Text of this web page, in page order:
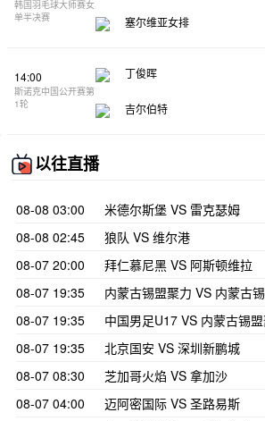
韩国羽毛球大师赛女
单半决赛
塞尔维亚女排
14:00
斯诺克中国公开赛第
1轮
丁俊晖
吉尔伯特
以往直播
08-08 03:00
米德尔斯堡 VS 雷克瑟姆
08-08 02:45
狼队 VS 维尔港
08-07 20:00
拜仁慕尼黑 VS 阿斯顿维拉
08-07 19:35
内蒙古锡盟聚力 VS 内蒙古
08-07 19:35
中国男足U17 VS 内蒙古锡
08-07 19:35
北京国安 VS 深圳新鹏城
08-07 08:30
芝加哥火焰 VS 拿加沙
08-07 04:00
迈阿密国际 VS 圣路易斯